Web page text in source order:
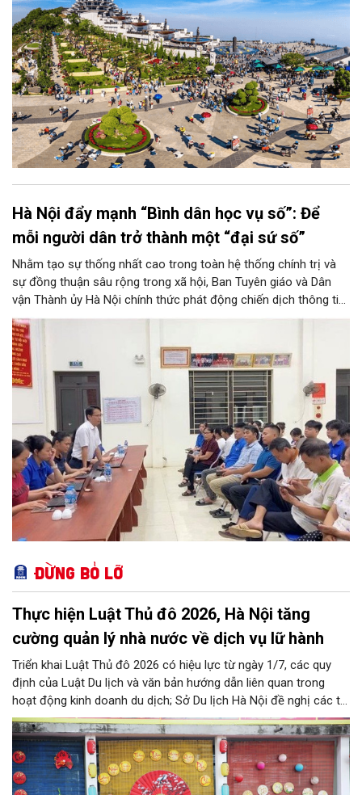
Hà Nội đẩy mạnh “Bình dân học vụ số”: Để
mỗi người dân trở thành một “đại sứ số”
Nhằm tạo sự thống nhất cao trong toàn hệ thống chính trị và
sự đồng thuận sâu rộng trong xã hội, Ban Tuyên giáo và Dân
vận Thành ủy Hà Nội chính thức phát động chiến dịch thông tin,
tuyên truyền về Phong trào “Bình dân học vụ số”. Chương trình
không chỉ góp phần tăng tốc thực hiện Nghị quyết số 57-
NQ/TW của Thủ đô, mà còn khơi dậy tinh thần học tập suốt
đời, đưa tri thức và kỹ năng số thấm sâu vào mọi mặt đời sống.
Đây được xem là bước đi chiến lược để hình thành nét văn hóa
học tập mới, hướng tới phát triển toàn diện lực lượng công dân
số, xã hội số và xã hội học tập trên địa bàn thành phố.
Đừng bỏ lỡ
Thực hiện Luật Thủ đô 2026, Hà Nội tăng
cường quản lý nhà nước về dịch vụ lữ hành
Triển khai Luật Thủ đô 2026 có hiệu lực từ ngày 1/7, các quy
định của Luật Du lịch và văn bản hướng dẫn liên quan trong
hoạt động kinh doanh du dịch; Sở Du lịch Hà Nội đề nghị các tổ
chức, đơn vị, doanh nghiệp kinh doanh dịch vụ lữ hành trên địa
bàn thành phố thực hiện một số nội dung quan trọng. Qua đó
góp phần thực hiện thắng lợi các mục tiêu phát triển du lịch Hà
Nội năm 2026 và giai đoạn tiếp theo.